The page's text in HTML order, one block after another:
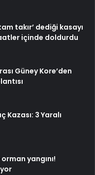
takır’ dediği kasayı
içinde doldurdu
Güney Kore’den
Kazası: 3 Yaralı
yangını!